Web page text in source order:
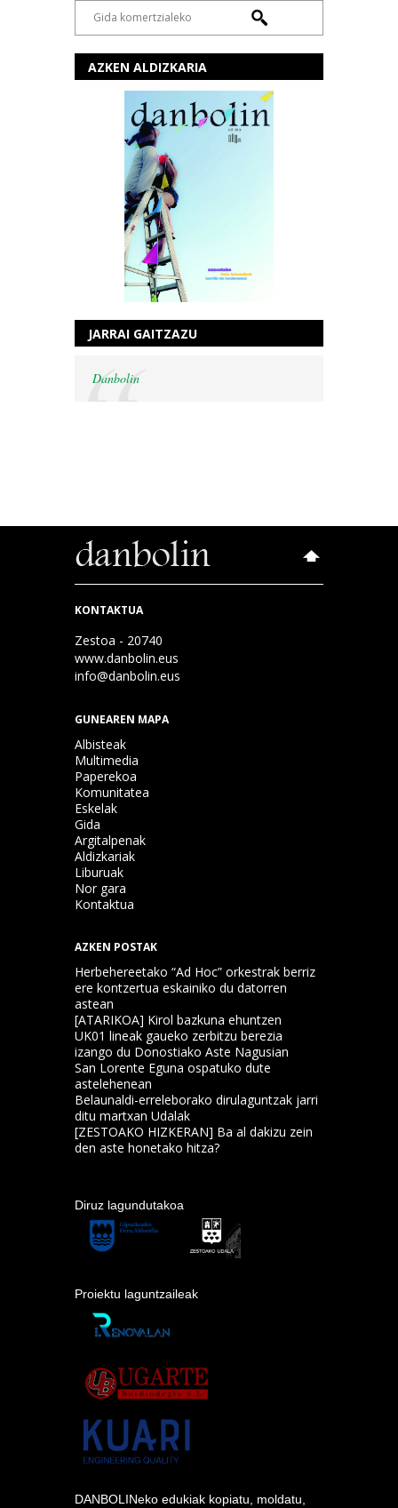
AZKEN ALDIZKARIA
JARRAI GAITZAZU
Danbolin
KONTAKTUA
Zestoa - 20740
www.danbolin.eus
info@danbolin.eus
GUNEAREN MAPA
Albisteak
Multimedia
Paperekoa
Komunitatea
Eskelak
Gida
Argitalpenak
Aldizkariak
Liburuak
Nor gara
Kontaktua
AZKEN POSTAK
Herbehereetako “Ad Hoc” orkestrak berriz
ere kontzertua eskainiko du datorren
astean
[ATARIKOA] Kirol bazkuna ehuntzen
UK01 lineak gaueko zerbitzu berezia
izango du Donostiako Aste Nagusian
San Lorente Eguna ospatuko dute
astelehenean
Belaunaldi-erreleborako dirulaguntzak jarri
ditu martxan Udalak
[ZESTOAKO HIZKERAN] Ba al dakizu zein
den aste honetako hitza?
Diruz lagundutakoa
Proiektu laguntzaileak
DANBOLINeko edukiak kopiatu, moldatu,